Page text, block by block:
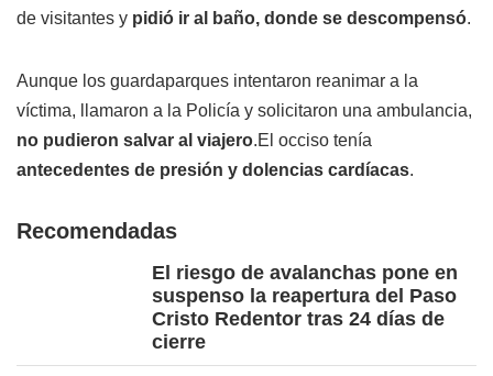
de visitantes y pidió ir al baño, donde se descompensó.
Aunque los guardaparques intentaron reanimar a la
víctima, llamaron a la Policía y solicitaron una ambulancia,
no pudieron salvar al viajero.El occiso tenía
antecedentes de presión y dolencias cardíacas.
Recomendadas
El riesgo de avalanchas pone en
suspenso la reapertura del Paso
Cristo Redentor tras 24 días de
cierre